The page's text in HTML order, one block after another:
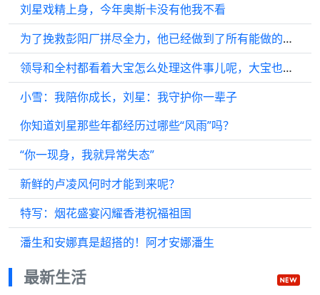
刘星戏精上身，今年奥斯卡没有他我不看
为了挽救彭阳厂拼尽全力，他已经做到了所有能做的事情！
领导和全村都看着大宝怎么处理这件事儿呢，大宝也难啊
小雪：我陪你成长，刘星：我守护你一辈子
你知道刘星那些年都经历过哪些“风雨”吗？
“你一现身，我就异常失态”
新鲜的卢凌风何时才能到来呢？
特写：烟花盛宴闪耀香港祝福祖国
潘生和安娜真是超搭的！阿才安娜潘生
最新生活